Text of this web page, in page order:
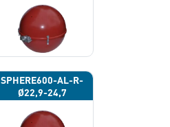
SPHERE600-AL-R-
Ø22,9-24,7